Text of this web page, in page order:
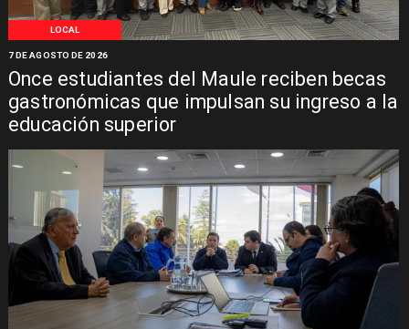
LOCAL
Once estudiantes del Maule reciben becas
gastronómicas que impulsan su ingreso a la
educación superior
7 DE AGOSTO DE 2026